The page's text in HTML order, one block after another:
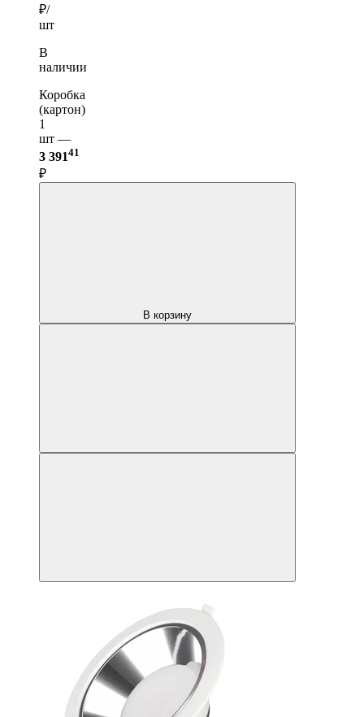
₽/
шт
В
наличии
Коробка
(картон)
1
шт —
3 39141
₽
В корзину